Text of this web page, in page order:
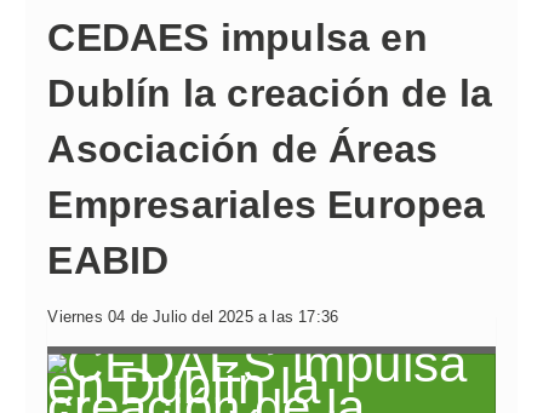
CEDAES impulsa en
Dublín la creación de la
Asociación de Áreas
Empresariales Europea
EABID
Viernes 04 de Julio del 2025 a las 17:36